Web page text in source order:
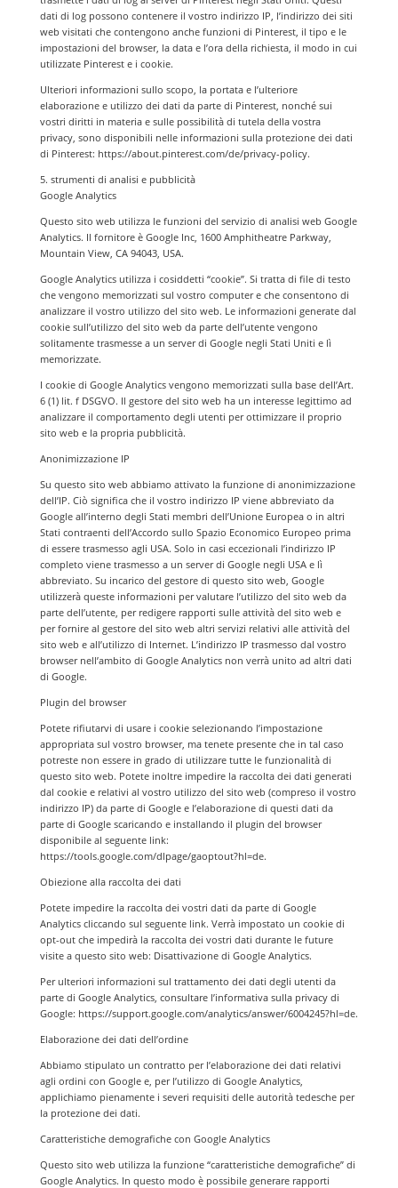
dati di log possono contenere il vostro indirizzo IP, l’indirizzo dei siti
web visitati che contengono anche funzioni di Pinterest, il tipo e le
impostazioni del browser, la data e l’ora della richiesta, il modo in cui
utilizzate Pinterest e i cookie.
Ulteriori informazioni sullo scopo, la portata e l’ulteriore
elaborazione e utilizzo dei dati da parte di Pinterest, nonché sui
vostri diritti in materia e sulle possibilità di tutela della vostra
privacy, sono disponibili nelle informazioni sulla protezione dei dati
di Pinterest: https://about.pinterest.com/de/privacy-policy.
5. strumenti di analisi e pubblicità
Google Analytics
Questo sito web utilizza le funzioni del servizio di analisi web Google
Analytics. Il fornitore è Google Inc, 1600 Amphitheatre Parkway,
Mountain View, CA 94043, USA.
Google Analytics utilizza i cosiddetti “cookie”. Si tratta di file di testo
che vengono memorizzati sul vostro computer e che consentono di
analizzare il vostro utilizzo del sito web. Le informazioni generate dal
cookie sull’utilizzo del sito web da parte dell’utente vengono
solitamente trasmesse a un server di Google negli Stati Uniti e lì
memorizzate.
I cookie di Google Analytics vengono memorizzati sulla base dell’Art.
6 (1) lit. f DSGVO. Il gestore del sito web ha un interesse legittimo ad
analizzare il comportamento degli utenti per ottimizzare il proprio
sito web e la propria pubblicità.
Anonimizzazione IP
Su questo sito web abbiamo attivato la funzione di anonimizzazione
dell’IP. Ciò significa che il vostro indirizzo IP viene abbreviato da
Google all’interno degli Stati membri dell’Unione Europea o in altri
Stati contraenti dell’Accordo sullo Spazio Economico Europeo prima
di essere trasmesso agli USA. Solo in casi eccezionali l’indirizzo IP
completo viene trasmesso a un server di Google negli USA e lì
abbreviato. Su incarico del gestore di questo sito web, Google
utilizzerà queste informazioni per valutare l’utilizzo del sito web da
parte dell’utente, per redigere rapporti sulle attività del sito web e
per fornire al gestore del sito web altri servizi relativi alle attività del
sito web e all’utilizzo di Internet. L’indirizzo IP trasmesso dal vostro
browser nell’ambito di Google Analytics non verrà unito ad altri dati
di Google.
Plugin del browser
Potete rifiutarvi di usare i cookie selezionando l’impostazione
appropriata sul vostro browser, ma tenete presente che in tal caso
potreste non essere in grado di utilizzare tutte le funzionalità di
questo sito web. Potete inoltre impedire la raccolta dei dati generati
dal cookie e relativi al vostro utilizzo del sito web (compreso il vostro
indirizzo IP) da parte di Google e l’elaborazione di questi dati da
parte di Google scaricando e installando il plugin del browser
disponibile al seguente link:
https://tools.google.com/dlpage/gaoptout?hl=de.
Obiezione alla raccolta dei dati
Potete impedire la raccolta dei vostri dati da parte di Google
Analytics cliccando sul seguente link. Verrà impostato un cookie di
opt-out che impedirà la raccolta dei vostri dati durante le future
visite a questo sito web: Disattivazione di Google Analytics.
Per ulteriori informazioni sul trattamento dei dati degli utenti da
parte di Google Analytics, consultare l’informativa sulla privacy di
Google: https://support.google.com/analytics/answer/6004245?hl=de.
Elaborazione dei dati dell’ordine
Abbiamo stipulato un contratto per l’elaborazione dei dati relativi
agli ordini con Google e, per l’utilizzo di Google Analytics,
applichiamo pienamente i severi requisiti delle autorità tedesche per
la protezione dei dati.
Caratteristiche demografiche con Google Analytics
Questo sito web utilizza la funzione “caratteristiche demografiche” di
Google Analytics. In questo modo è possibile generare rapporti